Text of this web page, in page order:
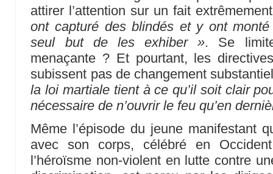
attirer l’attention sur un fait
ont capturé des blindés et y ont
seul but de les exhiber ». Se
menaçante ? Et pourtant, les
subissent pas de changement
la loi martiale tient à ce qu’il soit clair
nécessaire de n’ouvrir le feu qu’en
Même l’épisode du jeune manifestant
avec son corps, célébré en
l’héroïsme non-violent en lutte contre